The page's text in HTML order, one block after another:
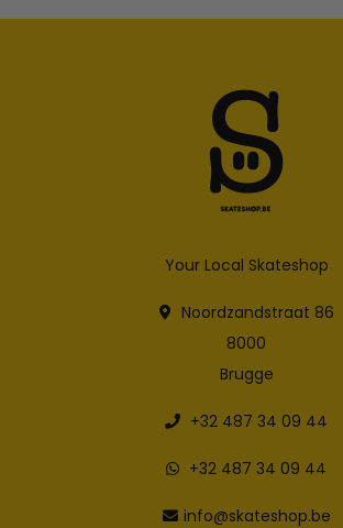
Your Local Skateshop
Noordzandstraat 86
8000
Brugge
+32 487 34 09 44
+32 487 34 09 44
info@skateshop.be